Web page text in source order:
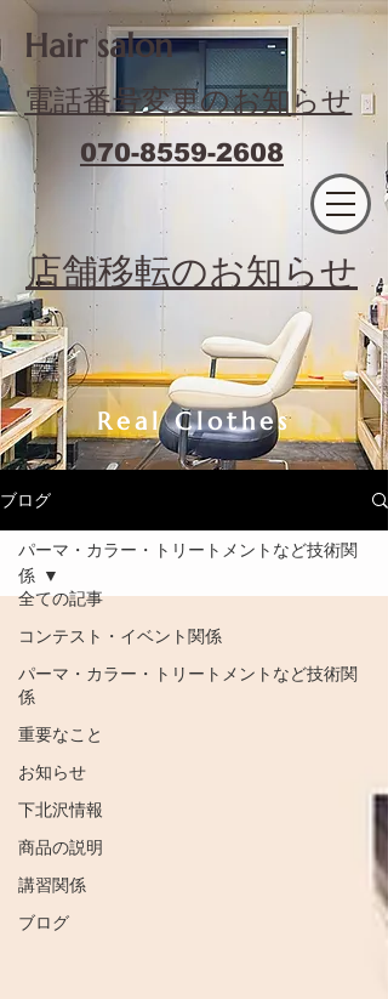
​Hair salon
電話番号変更のお知らせ
070-8559-2608
​店舗移転のお知らせ
Real Clothes
ブログ
全ての記事
コンテスト・イベント関係
パーマ・カラー・トリートメントなど技術関
係
重要なこと
お知らせ
下北沢情報
商品の説明
講習関係
ブログ
パーマ・カラー・トリートメントなど技術関
係